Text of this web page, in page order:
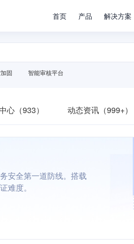
首页 产品 解决方案
固 智能审核平台
心（933） 动态资讯（999+）
安全第一道防线。搭载
难度。